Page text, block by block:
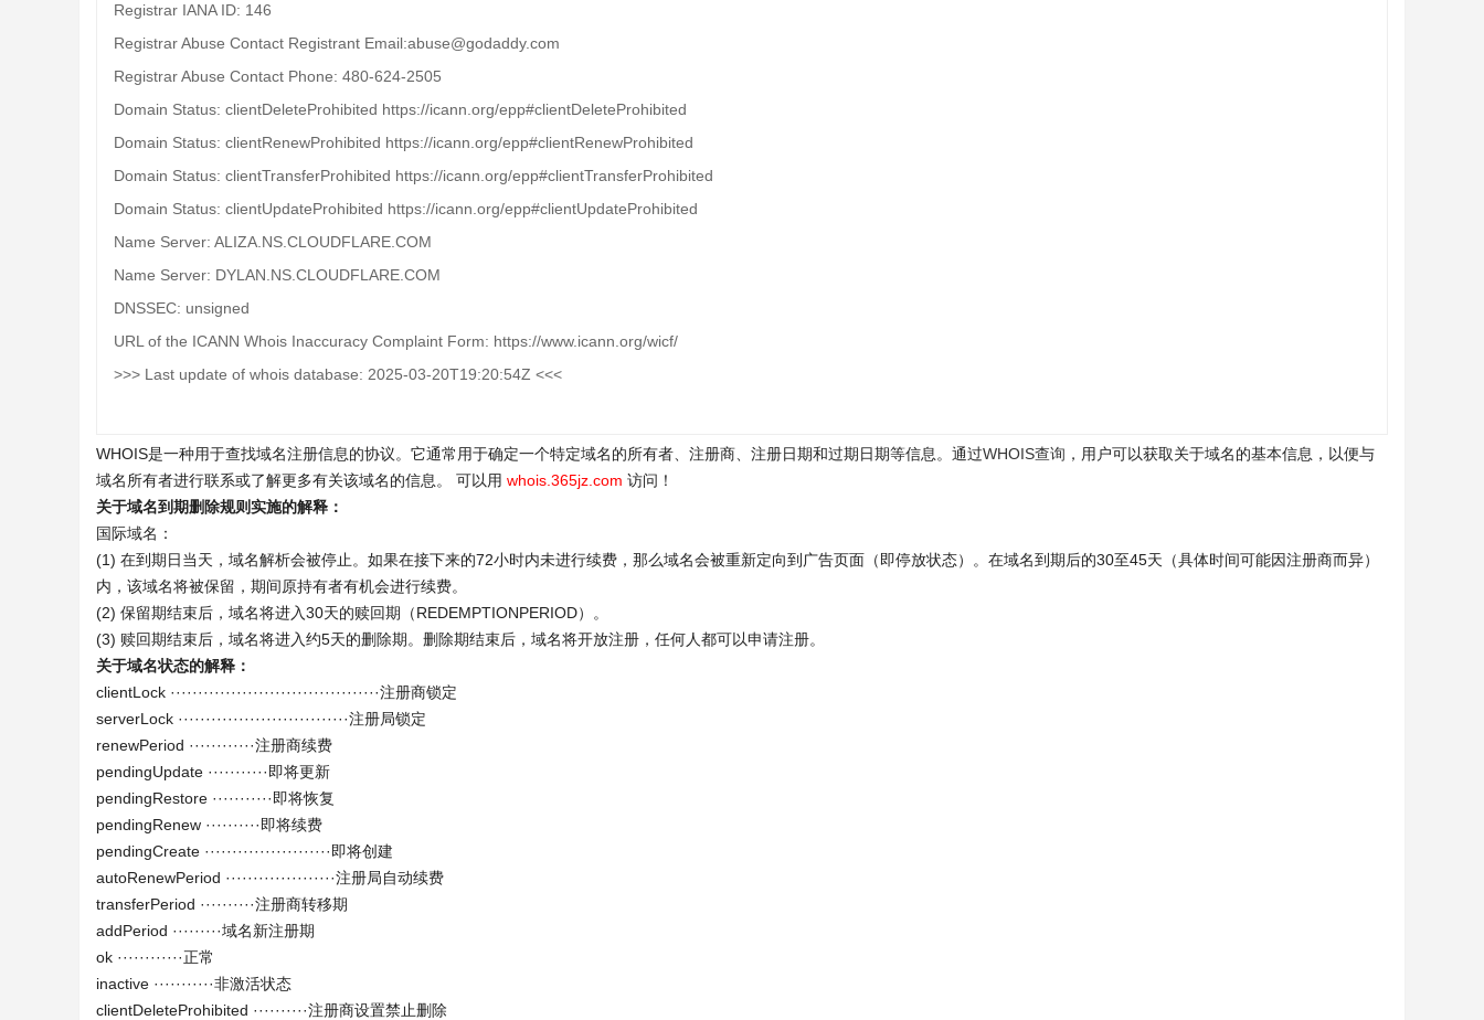
Registrar IANA ID: 146
Registrar Abuse Contact Registrant Email:abuse@godaddy.com
Registrar Abuse Contact Phone: 480-624-2505
Domain Status: clientDeleteProhibited https://icann.org/epp#clientDeleteProhibited
Domain Status: clientRenewProhibited https://icann.org/epp#clientRenewProhibited
Domain Status: clientTransferProhibited https://icann.org/epp#clientTransferProhibited
Domain Status: clientUpdateProhibited https://icann.org/epp#clientUpdateProhibited
Name Server: ALIZA.NS.CLOUDFLARE.COM
Name Server: DYLAN.NS.CLOUDFLARE.COM
DNSSEC: unsigned
URL of the ICANN Whois Inaccuracy Complaint Form: https://www.icann.org/wicf/
>>> Last update of whois database: 2025-03-20T19:20:54Z <<<
WHOIS是一种用于查找域名注册信息的协议。它通常用于确定一个特定域名的所有者、注册商、注册日期和过期日期等信息。通过WHOIS查询 ，用户可以获取关于域名的基本信息，以便与
域名所有者进行联系或了解更多有关该域名的信息。 可以用 whois.365jz.com 访问！
关于域名到期删除规则实施的解释：
国际域名：
(1) 在到期日当天，域名解析会被停止。如果在接下来的72小时内未进行续费，那么域名会被重新定向到广告页面（即停放状态）。在域名到期后的30至45天（具体时间可能因注册商而异）
内，该域名将被保留，期间原持有者有机会进行续费。
(2) 保留期结束后，域名将进入30天的赎回期（REDEMPTIONPERIOD）。
(3) 赎回期结束后，域名将进入约5天的删除期。删除期结束后，域名将开放注册，任何人都可以申请注册。
关于域名状态的解释：
clientLock ······································注册商锁定
serverLock ·······························注册局锁定
renewPeriod ············注册商续费
pendingUpdate ···········即将更新
pendingRestore ···········即将恢复
pendingRenew ··········即将续费
pendingCreate ·······················即将创建
autoRenewPeriod ····················注册局自动续费
transferPeriod ··········注册商转移期
addPeriod ·········域名新注册期
ok ············正常
inactive ···········非激活状态
clientDeleteProhibited ··········注册商设置禁止删除